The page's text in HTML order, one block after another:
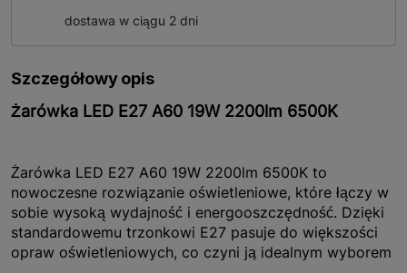
dostawa w ciągu 2 dni
Szczegółowy opis
Żarówka LED E27 A60 19W 2200lm 6500K
Żarówka LED E27 A60 19W 2200lm 6500K to
nowoczesne rozwiązanie oświetleniowe, które łączy w
sobie wysoką wydajność i energooszczędność. Dzięki
standardowemu trzonkowi E27 pasuje do większości
opraw oświetleniowych, co czyni ją idealnym wyborem